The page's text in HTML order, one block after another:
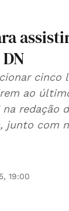
cinco
ao
redação
junto com
19:00